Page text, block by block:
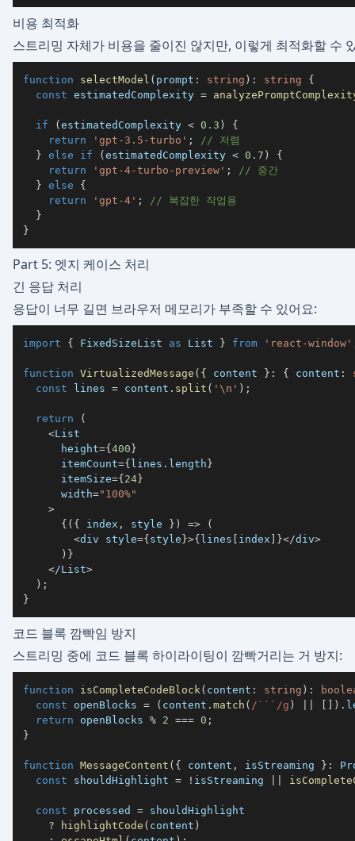
비용 최적화
스트리밍 자체가 비용을 줄이진 않지만, 이렇게 최적화할 수
function selectModel ( prompt : string ) : string
{
const estimatedComplexity =
if (estimatedComplexity < 0.3 )
{
return
'gpt-3.5-turbo' ;
// 저렴
} else if (estimatedComplexity < 0.7 )
{
return
'gpt-4-turbo-preview' ;
// 중간
} else
{
return
'gpt-4' ;
// 복잡한 작업용
}
}
Part 5: 엣지 케이스 처리
긴 응답 처리
응답이 너무 길면 브라우저 메모리가 부족할 수 있어요:
import { FixedSizeList as List } from 'react-window'
function VirtualizedMessage ( { content } : { content :
const lines = content . split ( '\n' ) ;
return
(
<
      height
={400}
      itemCount
={lines . length}
      itemSize
={24}
      width
="100%"
>
{ ( { index , style } ) =>
(
<div style={style}>{lines [ index ] }</div>
) }
</List>
) ;
}
코드 블록 깜빡임 방지
스트리밍 중에 코드 블록 하이라이팅이 깜빡거리는 거 방지:
function isCompleteCodeBlock ( content : string ) :
const openBlocks = ( content . match ( / ``` /g ) [ ] ) .
return openBlocks % 2 === 0 ;
}
function MessageContent ( { content , isStreaming } :
const shouldHighlight = ! isStreaming
const processed =
?
highlightCode ( content )